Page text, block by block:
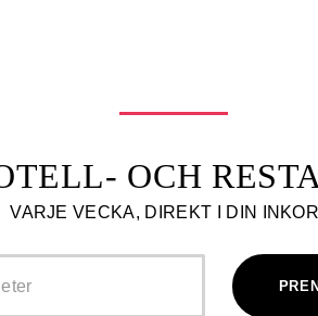
OCH
VARJE VECKA, DIREKT I DIN